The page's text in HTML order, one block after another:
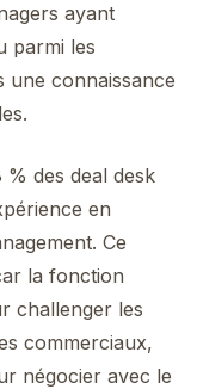
ayant
parmi les
une connaissance
des deal desk
en
Ce
la fonction
challenger les
commerciaux,
négocier avec le